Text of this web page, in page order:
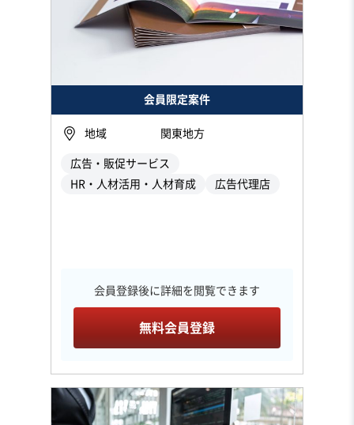
会員限定案件
地域 関東地方
広告・販促サービス
HR・人材活用・人材育成
広告代理店
会員登録後に詳細を閲覧できます
無料会員登録